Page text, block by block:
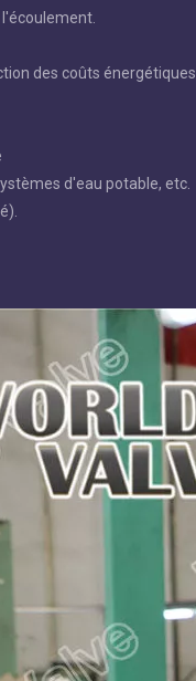
des coûts énergétiques.
d'eau potable, etc.